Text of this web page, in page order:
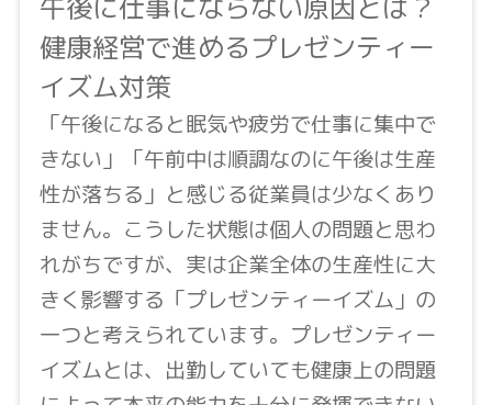
午後に仕事にならない原因とは？
健康経営で進めるプレゼンティー
イズム対策
「午後になると眠気や疲労で仕事に集中で
きない」「午前中は順調なのに午後は生産
性が落ちる」と感じる従業員は少なくあり
ません。こうした状態は個人の問題と思わ
れがちですが、実は企業全体の生産性に大
きく影響する「プレゼンティーイズム」の
一つと考えられています。プレゼンティー
イズムとは、出勤していても健康上の問題